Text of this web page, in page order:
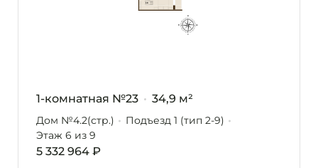
1-комнатная №23 34,9 м²
Дом №4.2(стр.)
Подъезд 1 (тип 2-9)
Этаж 6 из 9
5 332 964 ₽